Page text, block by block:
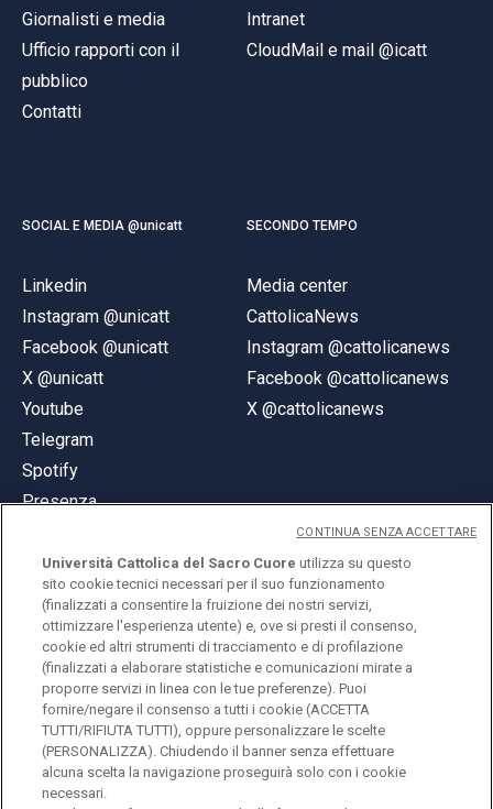
Giornalisti e media
Ufficio rapporti con il
pubblico
Contatti
Intranet
CloudMail e mail @icatt
SOCIAL E MEDIA @unicatt
Linkedin
Instagram @unicatt
Facebook @unicatt
X @unicatt
Youtube
Telegram
Spotify
Presenza
SECONDO TEMPO
Media center
CattolicaNews
Instagram @cattolicanews
Facebook @cattolicanews
X @cattolicanews
© Università Cattolica del Sacro Cuore
Largo A. Gemelli 1, 20123 Milano
PI 02133120150
ENGLISH
Università Cattolica del Sacro Cuore utilizza su questo
sito cookie tecnici necessari per il suo funzionamento
(finalizzati a consentire la fruizione dei nostri servizi,
ottimizzare l'esperienza utente) e, ove si presti il consenso,
cookie ed altri strumenti di tracciamento e di profilazione
(finalizzati a elaborare statistiche e comunicazioni mirate a
proporre servizi in linea con le tue preferenze). Puoi
fornire/negare il consenso a tutti i cookie (ACCETTA
TUTTI/RIFIUTA TUTTI), oppure personalizzare le scelte
(PERSONALIZZA). Chiudendo il banner senza effettuare
alcuna scelta la navigazione proseguirà solo con i cookie
necessari.
CONTINUA SENZA ACCETTARE